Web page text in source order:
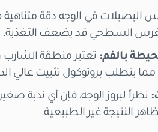
البصيلات في الوجه دقة
السطحي قد يضعف التغذية.
بالفم: تعتبر منطقة
مما يتطلب بروتوكول تثبيت عالي
نظراً لبروز الوجه، فإن أي ندبة
النتيجة غير الطبيعية.